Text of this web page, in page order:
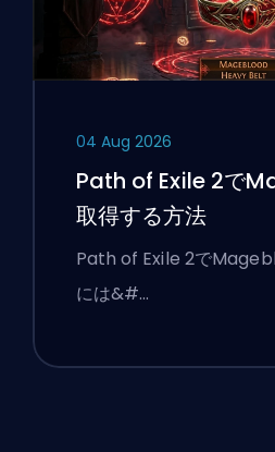
04 Aug 2026
Path of Exile 2で
取得する方法
Path of Exile 2で
には&#…